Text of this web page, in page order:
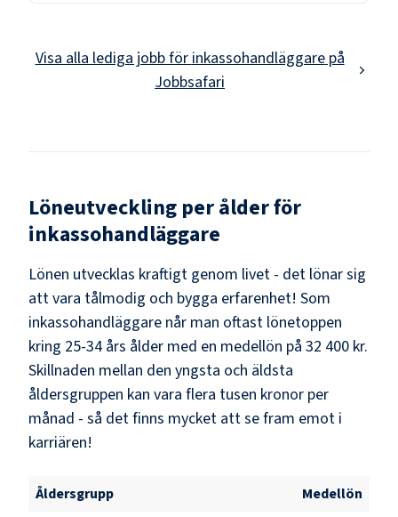
Visa alla lediga jobb för inkassohandläggarepå
Jobbsafari
Löneutveckling per ålder för
inkassohandläggare
Lönen utvecklas kraftigt genom livet - det lönar sig
att vara tålmodig och bygga erfarenhet! Som
inkassohandläggare når man oftast lönetoppen
kring 25-34 års ålder med en medellön på 32 400 kr.
Skillnaden mellan den yngsta och äldsta
åldersgruppen kan vara flera tusen kronor per
månad - så det finns mycket att se fram emot i
karriären!
Åldersgrupp
Medellön